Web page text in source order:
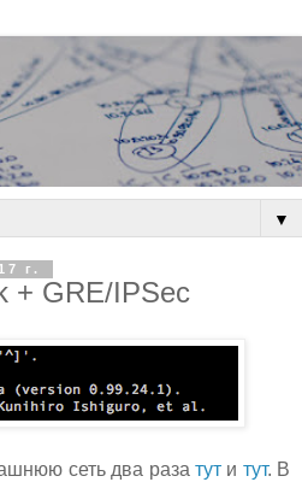
▼
г.
+ GRE/IPSec
сеть два раза тути тут. В